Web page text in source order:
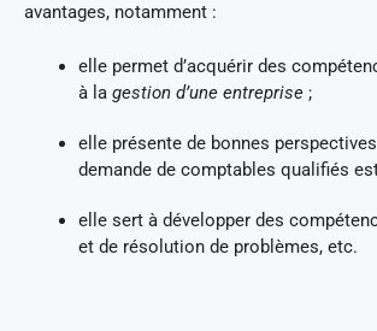
avantages, notamment :
elle permet d’acquérir des
à la gestion d’une entreprise ;
elle présente de bonnes
demande de comptables qualifiés
elle sert à développer des
et de résolution de problèmes, etc.